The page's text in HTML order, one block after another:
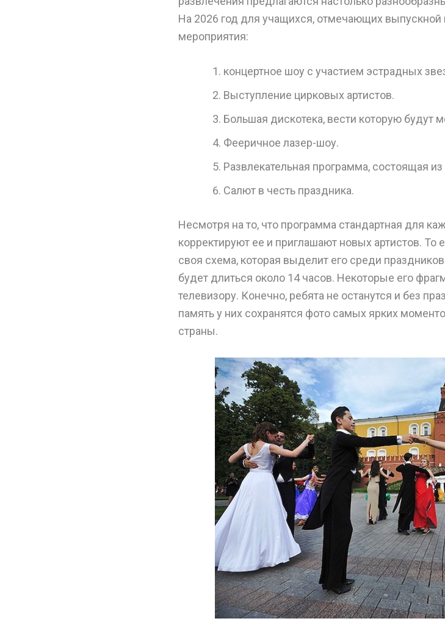
На 2026 год для учащихся, отмечающих выпускной
мероприятия:
концертное шоу с участием эстрадных
Выступление цирковых артистов.
Большая дискотека, вести которую
Фееричное лазер-шоу.
Развлекательная программа, состоящая
Салют в честь праздника.
Несмотря на то, что программа стандартная для
корректируют ее и приглашают новых артистов. То
своя схема, которая выделит его среди
будет длиться около 14 часов. Некоторые его
телевизору. Конечно, ребята не останутся и без
память у них сохранятся фото самых ярких
страны.